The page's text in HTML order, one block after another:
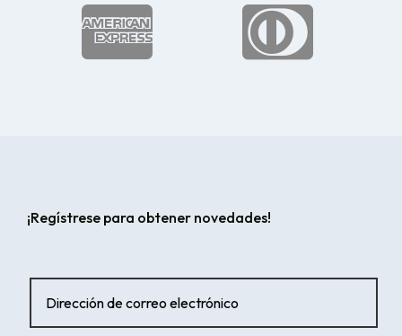


¡Regístrese para obtener novedades!